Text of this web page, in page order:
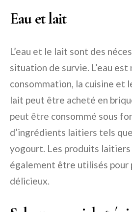
Eau et lait
L’eau et le lait sont des
situation de survie. L’eau est
consommation, la cuisine et
lait peut être acheté en
peut être consommé sous
d’ingrédients laitiers tels
yogourt. Les produits
également être utilisés pour
délicieux.